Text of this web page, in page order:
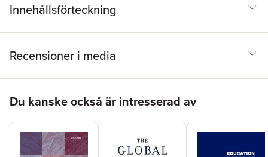
Innehållsförteckning
Recensioner i media
Du kanske också är intresserad av